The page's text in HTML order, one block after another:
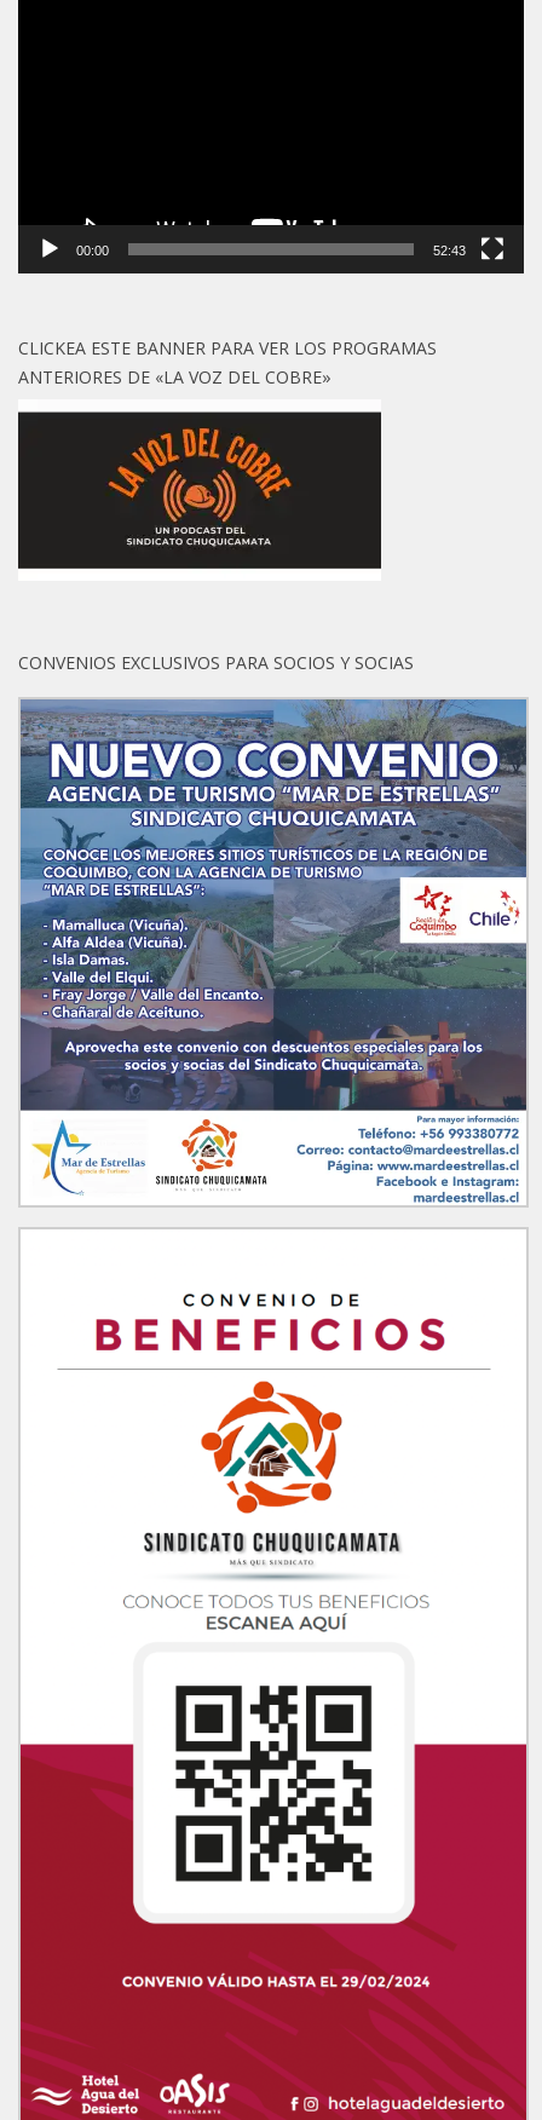
00:00 52:43
CLICKEA ESTE BANNER PARA VER LOS PROGRAMAS
ANTERIORES DE «LA VOZ DEL COBRE»
CONVENIOS EXCLUSIVOS PARA SOCIOS Y SOCIAS